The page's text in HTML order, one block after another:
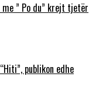
” Po du” krejt tjetër
publikon edhe